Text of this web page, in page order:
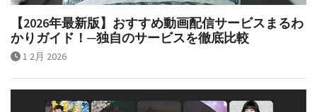
【2026年最新版】おすすめ動画配信サービスまるわ
かりガイド！─独自のサービスを徹底比較
1 2月 2026